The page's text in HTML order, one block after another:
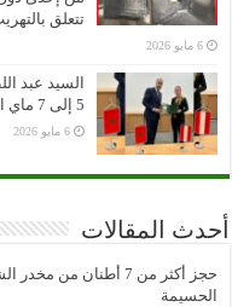
تتعلق
6 مايو 2026
السيد عبد
5 إلى 7 ماي الجاري على رأس وفد أمني هام
6 مايو 2026
أحدث المقالات
حجز أكثر من 7 أطنان
الحسيمة